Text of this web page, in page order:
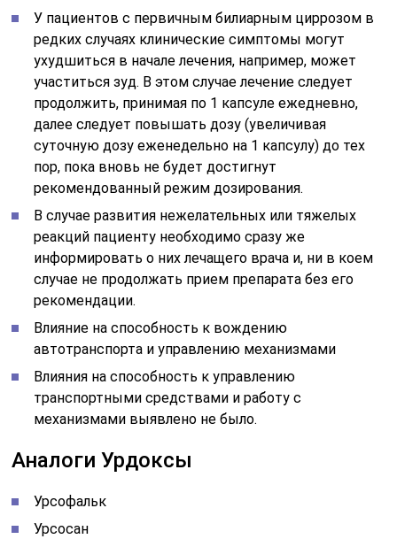
У пациентов с первичным билиарным циррозом в
редких случаях клинические симптомы могут
ухудшиться в начале лечения, например, может
участиться зуд. В этом случае лечение следует
продолжить, принимая по 1 капсуле ежедневно,
далее следует повышать дозу (увеличивая
суточную дозу еженедельно на 1 капсулу) до тех
пор, пока вновь не будет достигнут
рекомендованный режим дозирования.
В случае развития нежелательных или тяжелых
реакций пациенту необходимо сразу же
информировать о них лечащего врача и, ни в коем
случае не продолжать прием препарата без его
рекомендации.
Влияние на способность к вождению
автотранспорта и управлению механизмами
Влияния на способность к управлению
транспортными средствами и работу с
механизмами выявлено не было.
Аналоги Урдоксы
Урсофальк
Урсосан